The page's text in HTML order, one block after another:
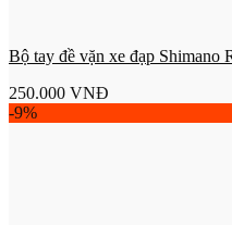
Bộ tay đề vặn xe đạp Shimano
250.000 VNĐ
-9%